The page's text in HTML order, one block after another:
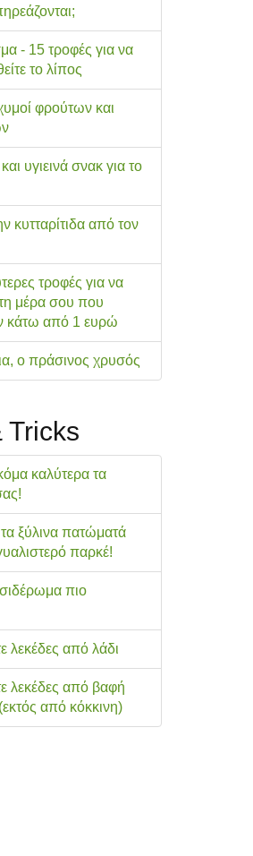
- 15 τροφές για να
το λίπος
φρούτων και
υγιεινά σνακ για το
κυτταρίτιδα από τον
τροφές για να
τη μέρα σου που
κάτω από 1 ευρώ
ο πράσινος χρυσός
Tricks
καλύτερα τα
τα ξύλινα πατώματά
παρκέ!
πιο
λεκέδες από λάδι
λεκέδες από βαφή
από κόκκινη)